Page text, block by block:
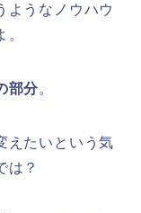
ようなノウハウ
部分。
えたいという気
は？